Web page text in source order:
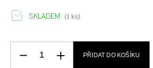
SKLADEM (1 ks)
PŘIDAT DO KOŠÍKU